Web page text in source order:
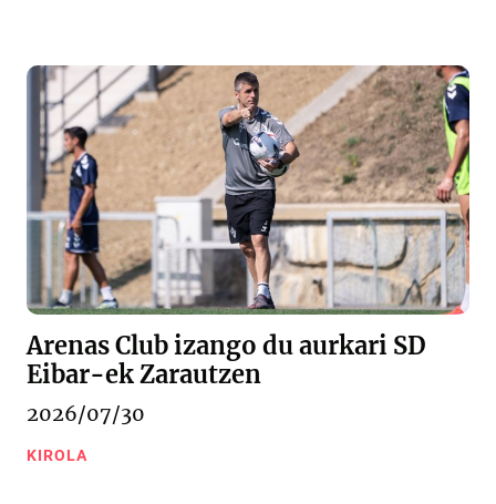
Arenas Club izango du aurkari SD
Eibar-ek Zarautzen
2026/07/30
KIROLA